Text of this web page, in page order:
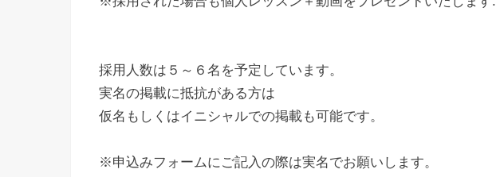
採用人数は５～６名を予定しています。
実名の掲載に抵抗がある方は
仮名もしくはイニシャルでの掲載も可能です。
※申込みフォームにご記入の際は実名でお願いします。